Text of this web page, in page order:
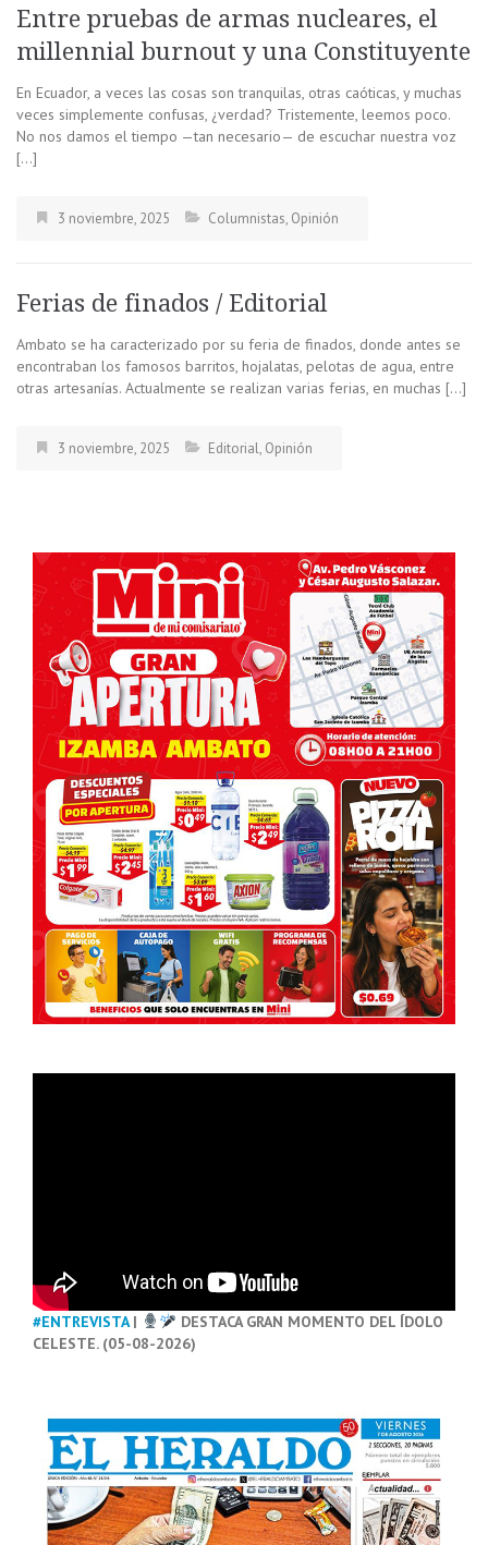
Entre pruebas de armas nucleares, el
millennial burnout y una Constituyente
En Ecuador, a veces las cosas son tranquilas, otras caóticas, y muchas
veces simplemente confusas, ¿verdad? Tristemente, leemos poco.
No nos damos el tiempo —tan necesario— de escuchar nuestra voz
[…]
3 noviembre, 2025 Columnistas, Opinión
Ferias de finados / Editorial
Ambato se ha caracterizado por su feria de finados, donde antes se
encontraban los famosos barritos, hojalatas, pelotas de agua, entre
otras artesanías. Actualmente se realizan varias ferias, en muchas […]
3 noviembre, 2025 Editorial, Opinión
#ENTREVISTA|
DESTACA GRAN MOMENTO DEL ÍDOLO
CELESTE. (05-08-2026)